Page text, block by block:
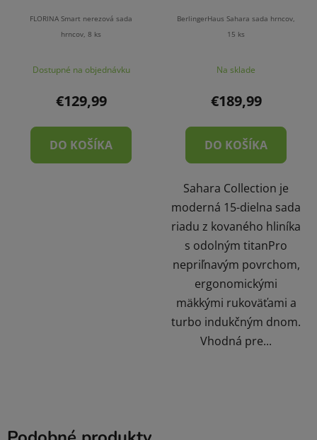
FLORINA Smart nerezová sada
hrncov, 8 ks
Dostupné na objednávku
€129,99
DO KOŠÍKA
BerlingerHaus Sahara sada hrncov,
15 ks
Na sklade
€189,99
DO KOŠÍKA
Sahara Collection je
moderná 15-dielna sada
riadu z kovaného hliníka
s odolným titanPro
nepriľnavým povrchom,
ergonomickými
mäkkými rukoväťami a
turbo indukčným dnom.
Vhodná pre...